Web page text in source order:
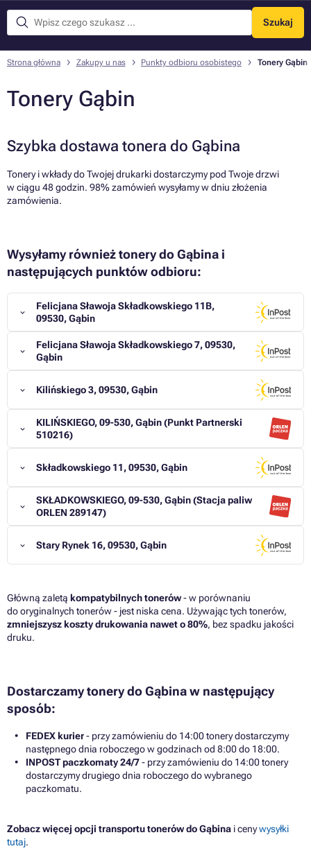
Szukaj
Menu
Strona główna Zakupy u nas Punkty odbioru osobistego Tonery Gąbin
Tonery Gąbin
Szybka dostawa tonera do Gąbina
Tonery i wkłady do Twojej drukarki dostarczymy pod Twoje drzwi
w ciągu 48 godzin. 98% zamówień wysyłamy w dniu złożenia
zamówienia.
Wysyłamy również tonery do Gąbina i
następujących punktów odbioru:
Felicjana Sławoja Składkowskiego 11B,
09530, Gąbin
Felicjana Sławoja Składkowskiego 7, 09530,
Gąbin
Kilińskiego 3, 09530, Gąbin
KILIŃSKIEGO, 09-530, Gąbin (Punkt Partnerski
510216)
Składkowskiego 11, 09530, Gąbin
SKŁADKOWSKIEGO, 09-530, Gąbin (Stacja paliw
ORLEN 289147)
Stary Rynek 16, 09530, Gąbin
Główną zaletą kompatybilnych tonerów- w porównaniu
do oryginalnych tonerów - jest niska cena. Używając tych tonerów,
zmniejszysz koszty drukowania nawet o 80%, bez spadku jakości
druku.
Dostarczamy tonery do Gąbina w następujący
sposób:
FEDEX kurier- przy zamówieniu do 14:00 tonery dostarczymy
następnego dnia roboczego w godzinach od 8:00 do 18:00.
INPOST paczkomaty 24/7- przy zamówieniu do 14:00 tonery
dostarczymy drugiego dnia roboczego do wybranego
paczkomatu.
Zobacz więcej opcji transportu tonerów do Gąbina i cenywysyłki
tutaj.